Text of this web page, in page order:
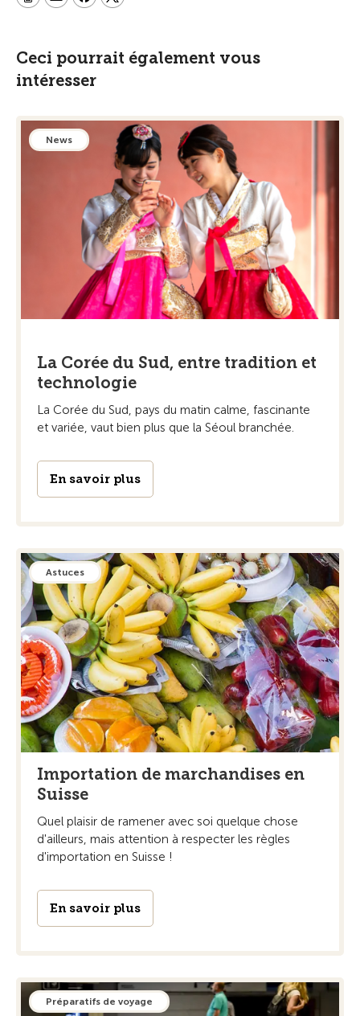
Ceci pourrait également vous
intéresser
News
La Corée du Sud, entre tradition et
technologie
La Corée du Sud, pays du matin calme, fascinante
et variée, vaut bien plus que la Séoul branchée.
En savoir plus
Astuces
Importation de marchandises en
Suisse
Quel plaisir de ramener avec soi quelque chose
d'ailleurs, mais attention à respecter les règles
d'importation en Suisse !
En savoir plus
Préparatifs de voyage